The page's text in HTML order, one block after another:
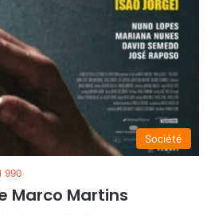
Société
990
Marco Martins